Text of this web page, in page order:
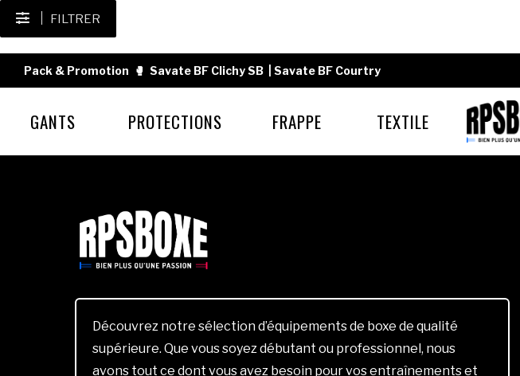
FILTRER
Pack & Promotion 🥊 Savate BF Clichy SB Savate BF Courtry
GANTS PROTECTIONS FRAPPE TEXTILE
Découvrez notre sélection d’équipements de boxe de qualité
supérieure. Que vous soyez débutant ou professionnel, nous
avons tout ce dont vous avez besoin pour vos entraînements et